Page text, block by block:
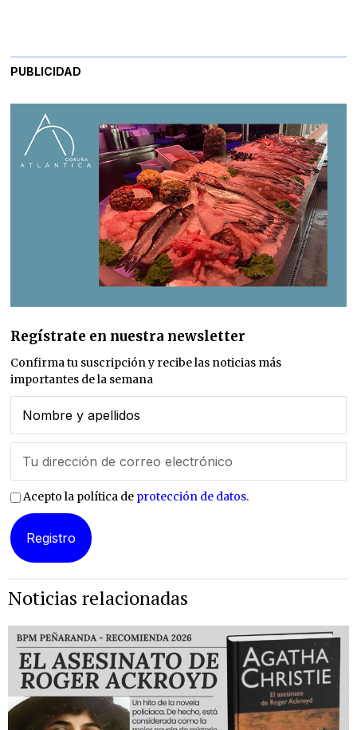
PUBLICIDAD
Regístrate en nuestra newsletter
Confirma tu suscripción y recibe las noticias más
importantes de la semana
Acepto la política de protección de datos.
Noticias relacionadas